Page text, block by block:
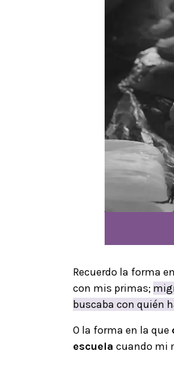
Recuerdo la forma
con mis primas;
buscaba con quién
O la forma en la que
escuela cuando mi